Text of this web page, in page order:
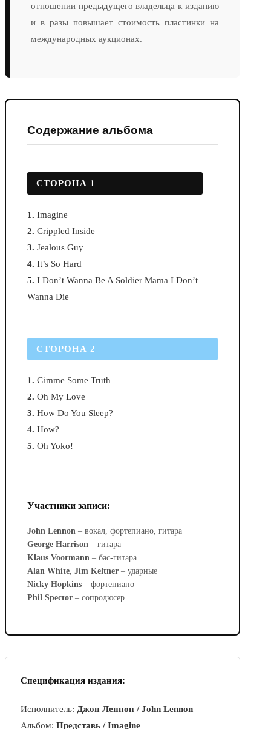
отношении предыдущего владельца к изданию
и в разы повышает стоимость пластинки на
международных аукционах.
Содержание альбома
СТОРОНА 1
1. Imagine
2. Crippled Inside
3. Jealous Guy
4. It’s So Hard
5. I Don’t Wanna Be A Soldier Mama I Don’t
Wanna Die
СТОРОНА 2
1. Gimme Some Truth
2. Oh My Love
3. How Do You Sleep?
4. How?
5. Oh Yoko!
Участники записи:
John Lennon – вокал, фортепиано, гитара
George Harrison – гитара
Klaus Voormann – бас-гитара
Alan White, Jim Keltner – ударные
Nicky Hopkins – фортепиано
Phil Spector – сопродюсер
Спецификация издания:
Исполнитель: Джон Леннон / John Lennon
Альбом: Представь / Imagine